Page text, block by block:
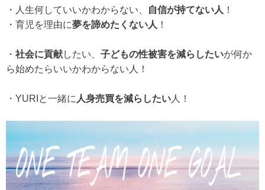
・人生何していいかわからない、 自信が持てない人 ！
・育児を理由に夢を諦めたくない人 ！
・ 社会に貢献したい、 子どもの性被害を減らしたいが何か
ら始めたらいいかわからない人！
・YURIと一緒に人身売買を減らしたい人！